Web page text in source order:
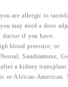
are allergic to
may need a dose
doctor if you have:
blood pressure; or
Sandimmune,
a kidney
or African-